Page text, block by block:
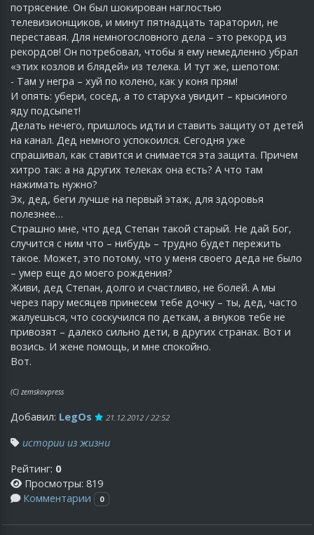
потрясение. Он был шокирован наглостью
телевизионщиков, и минут пятнадцать тараторил, не
переставая. Для немногословного дела – это рекорд из
рекордов! Он потребовал, чтобы я ему немедленно убрал
«этих козлов и блядей» из телека. И тут же, шепотом:
- Там у негра – хуй по колено, как у коня прям!
И опять: убери, сосед, а то старуха увидит – крысиного
яду подсыпет!
Делать нечего, пришлось идти и ставить защиту от детей
на канал. Дед немного успокоился. Сегодня уже
спрашивал, как ставится и снимается эта защита. Причем
хитро так: а на других телеках она есть? А что там
нажимать нужно?
Эх, дед, беги лучше на первый этаж, для здоровья
полезнее…
Страшно мне, что дед Степан такой старый. Не дай Бог,
случится с ним что – нибудь – трудно будет пережить
такое. Может, это потому, что у меня своего деда не было
– умер еще до моего рождения?
Живи, дед Степан, долго и счастливо, не болей. А мы
через пару месяцев принесем тебе дочку – ты, дед, часто
жалуешься, что соскучился по деткам, а внуков тебе не
привозят – далеко сильно дети, в других странах. Вот и
возись. И жене помощь, и мне спокойно.
Вот.
(С) zemskovpress
Добавил: LegOs 21.12.2012 / 22:52
истории из жизни
Рейтинг: 0
Просмотры: 819
Комментарии
0